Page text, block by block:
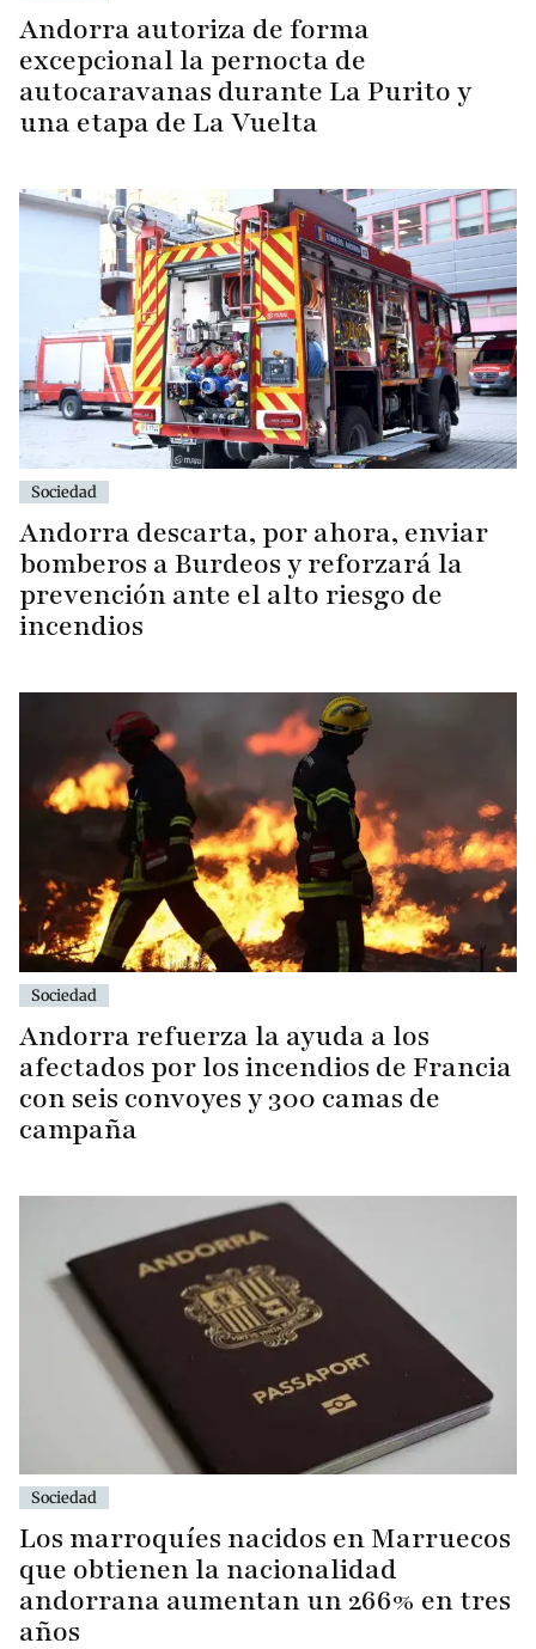
Andorra autoriza de forma
excepcional la pernocta de
autocaravanas durante La Purito y
una etapa de La Vuelta
Sociedad
Andorra descarta, por ahora, enviar
bomberos a Burdeos y reforzará la
prevención ante el alto riesgo de
incendios
Sociedad
Andorra refuerza la ayuda a los
afectados por los incendios de Francia
con seis convoyes y 300 camas de
campaña
Sociedad
Los marroquíes nacidos en Marruecos
que obtienen la nacionalidad
andorrana aumentan un 266% en tres
años